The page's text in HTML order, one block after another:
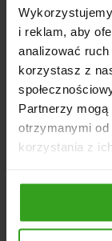
i reklam, aby
analizować
korzystasz z
Partnerzy mogą
otrzymanymi
korzystania z
Dodatkowo
oraz poprawia